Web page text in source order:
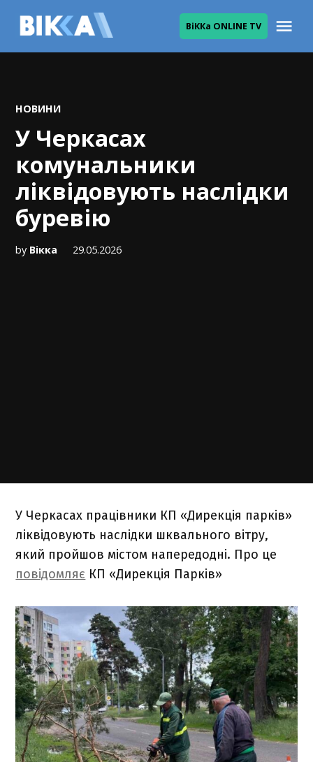
ВіККа ONLINE TV
POSTED
НОВИНИ
У Черкасах
комунальники
ліквідовують наслідки
буревію
by Вікка 29.05.2026
У Черкасах працівники КП «Дирекція парків»
ліквідовують наслідки шквального вітру,
який пройшов містом напередодні. Про це
повідомляє КП «Дирекція Парків»